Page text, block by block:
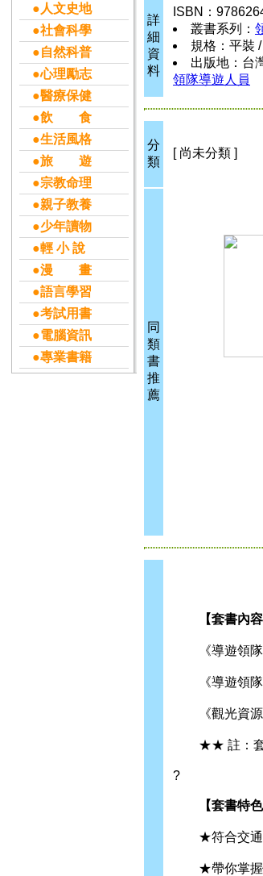
●人文史地
●社會科學
●自然科普
●心理勵志
●醫療保健
●飲 食
●生活風格
●旅 遊
●宗教命理
●親子教養
●少年讀物
●輕 小 說
●漫 畫
●語言學習
●考試用書
●電腦資訊
●專業書籍
詳
細
資
料
ISBN：
叢書系列：
規格：平裝
出版地：台
領隊導遊人員
分
類
[ 尚未分類 ]
同
類
書
推
薦
【套書內容
《導遊領隊
《導遊領隊
《觀光資源
★★ 註：套書
?
【套書特色
★符合交通部
★帶你掌握修